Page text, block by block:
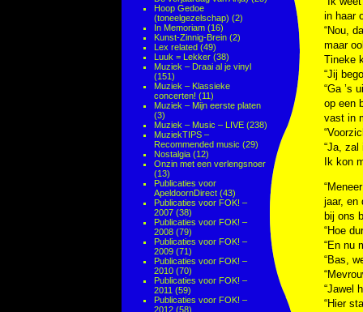
Hoop Gedoe
(toneelgezelschap) (2)
In Memoriam (16)
Kunst-Zinnig-Brein (2)
Lex related (49)
Luuk = Lekker (38)
Muziek – Draai al je vinyl
(151)
Muziek – Klassieke
concerten! (11)
Muziek – Mijn eerste platen
(3)
Muziek – Music – LIVE (238)
MuziekTIPS –
Recommended music (29)
Nostalgia (12)
Onzin met een verlengsnoer
(13)
Publicaties voor
ApeldoornDirect (43)
Publicaties voor FOK! –
2007 (38)
Publicaties voor FOK! –
2008 (79)
Publicaties voor FOK! –
2009 (71)
Publicaties voor FOK! –
2010 (70)
Publicaties voor FOK! –
2011 (59)
Publicaties voor FOK! –
2012 (58)
in haar
“Nou,
maar
Tineke
“Jij
“Ga ’s
op een
vast in
“Ja, zal
Ik kon
jaar, en
bij ons
“Hoe
“En nu
“Bas,
“Jawel
“Hier